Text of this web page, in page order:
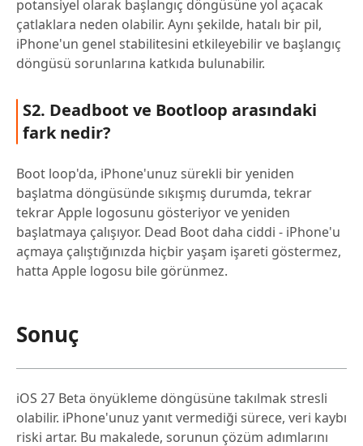
potansiyel olarak başlangıç döngüsüne yol açacak
çatlaklara neden olabilir. Aynı şekilde, hatalı bir pil,
iPhone'un genel stabilitesini etkileyebilir ve başlangıç
döngüsü sorunlarına katkıda bulunabilir.
S2. Deadboot ve Bootloop arasındaki
fark nedir?
Boot loop'da, iPhone'unuz sürekli bir yeniden
başlatma döngüsünde sıkışmış durumda, tekrar
tekrar Apple logosunu gösteriyor ve yeniden
başlatmaya çalışıyor. Dead Boot daha ciddi - iPhone'u
açmaya çalıştığınızda hiçbir yaşam işareti göstermez,
hatta Apple logosu bile görünmez.
Sonuç
iOS 27 Beta önyükleme döngüsüne takılmak stresli
olabilir. iPhone'unuz yanıt vermediği sürece, veri kaybı
riski artar. Bu makalede, sorunun çözüm adımlarını